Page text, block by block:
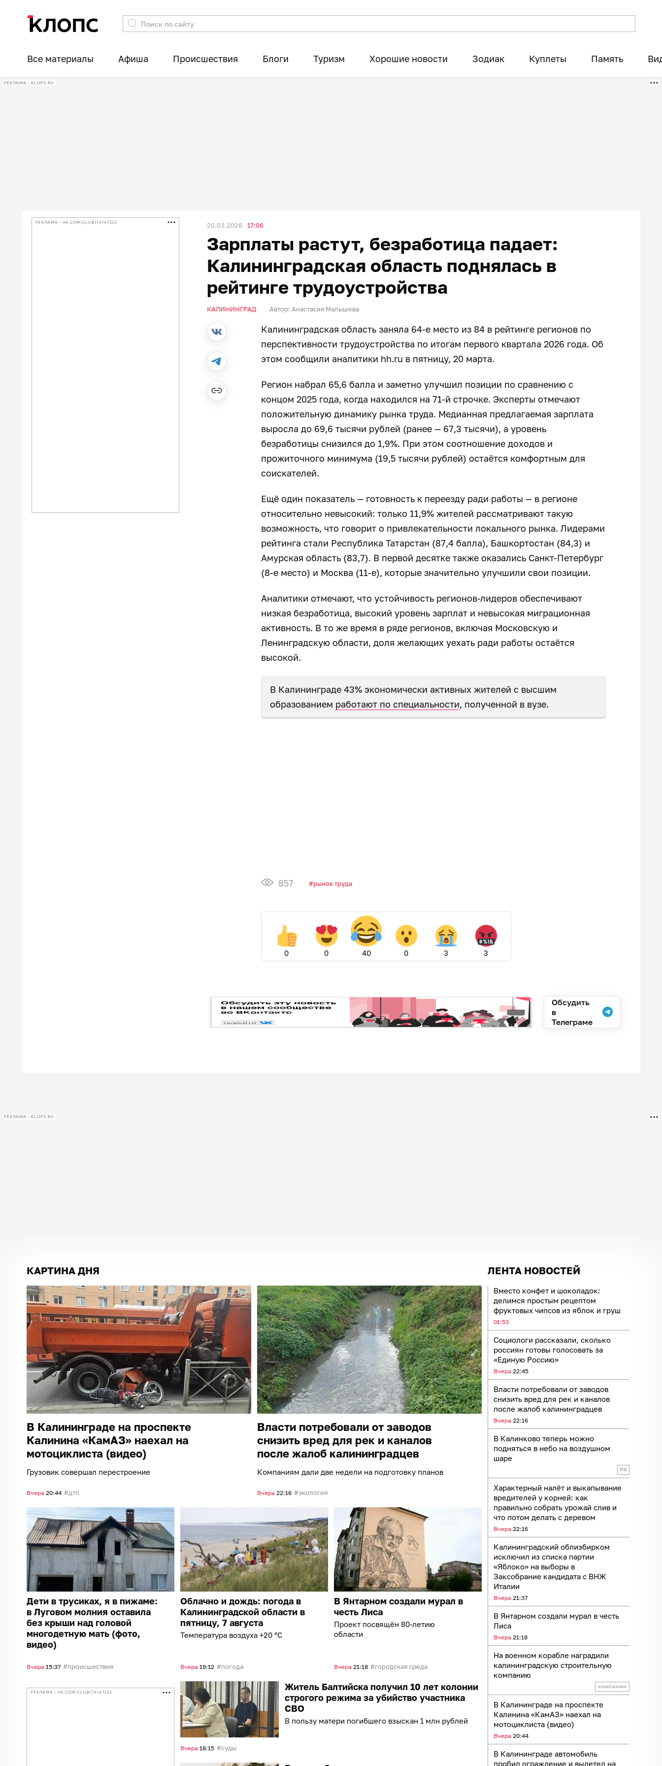
Все материалы Афиша Происшествия Блоги Туризм Хорошие новости Зодиак Куплеты Память
РЕКЛАМА • KLOPS.RU
РЕКЛАМА • VK.COM/CLUB174147223 20.03.2026 17:06
Зарплаты растут, безработица падает:
Калининградская область поднялась в
рейтинге трудоустройства
КАЛИНИНГРАД Автор: Анастасия Малышева
Калининградская область заняла 64-е место из 84 в рейтинге регионов по
перспективности трудоустройства по итогам первого квартала 2026 года. Об
этом сообщили аналитики hh.ru в пятницу, 20 марта.
Регион набрал 65,6 балла и заметно улучшил позиции по сравнению с
концом 2025 года, когда находился на 71-й строчке. Эксперты отмечают
положительную динамику рынка труда. Медианная предлагаемая зарплата
выросла до 69,6 тысячи рублей (ранее — 67,3 тысячи), а уровень
безработицы снизился до 1,9%. При этом соотношение доходов и
прожиточного минимума (19,5 тысячи рублей) остаётся комфортным для
соискателей.
Ещё один показатель — готовность к переезду ради работы — в регионе
относительно невысокий: только 11,9% жителей рассматривают такую
возможность, что говорит о привлекательности локального рынка. Лидерами
рейтинга стали Республика Татарстан (87,4 балла), Башкортостан (84,3) и
Амурская область (83,7). В первой десятке также оказались Санкт-Петербург
(8-е место) и Москва (11-е), которые значительно улучшили свои позиции.
Аналитики отмечают, что устойчивость регионов-лидеров обеспечивают
низкая безработица, высокий уровень зарплат и невысокая миграционная
активность. В то же время в ряде регионов, включая Московскую и
Ленинградскую области, доля желающих уехать ради работы остаётся
высокой.
В Калининграде 43% экономически активных жителей с высшим
образованием работают по специальности, полученной в вузе.
857 рынок труда
0 0 40 0 3 3
Обсудить
в
Телеграме
РЕКЛАМА • KLOPS.RU
ЛЕНТА НОВОСТЕЙ
Вместо конфет и шоколадок:
делимся простым рецептом
фруктовых чипсов из яблок и груш
01:53
Социологи рассказали, сколько
россиян готовы голосовать за
«Единую Россию»
Вчера 22:45
Власти потребовали от заводов
снизить вред для рек и каналов
после жалоб калининградцев
Вчера 22:16
В Калинково теперь можно
подняться в небо на воздушном
шаре
Характерный налёт и выкапывание
вредителей у корней: как
правильно собрать урожай слив и
что потом делать с деревом
Вчера 22:16
Калининградский облизбирком
исключил из списка партии
«Яблоко» на выборы в
Заксобрание кандидата с ВНЖ
Италии
Вчера 21:37
В Янтарном создали мурал в честь
Лиса
Вчера 21:18
На военном корабле наградили
калининградскую строительную
компанию
В Калининграде на проспекте
Калинина «КамАЗ» наехал на
мотоциклиста (видео)
Вчера 20:44
В Калининграде автомобиль
пробил ограждение и вылетел на
КАРТИНА ДНЯ
В Калининграде на проспекте
Калинина «КамАЗ» наехал на
мотоциклиста (видео)
Грузовик совершал перестроение
Вчера 20:44 дтп
Власти потребовали от заводов
снизить вред для рек и каналов
после жалоб калининградцев
Компаниям дали две недели на подготовку планов
Вчера 22:16 экология
Дети в трусиках, я в пижаме:
в Луговом молния оставила
без крыши над головой
многодетную мать (фото,
видео)
Вчера 15:37 происшествия
Облачно и дождь: погода в
Калининградской области в
пятницу, 7 августа
Температура воздуха +20 °C
Вчера 19:12 погода
В Янтарном создали мурал в
честь Лиса
Проект посвящён 80-летию
области
Вчера 21:18 городская среда
РЕКЛАМА • VK.COM/CLUB174147223
Житель Балтийска получил 10 лет колонии
строгого режима за убийство участника
СВО
В пользу матери погибшего взыскан 1 млн рублей
Вчера 18:15 суды